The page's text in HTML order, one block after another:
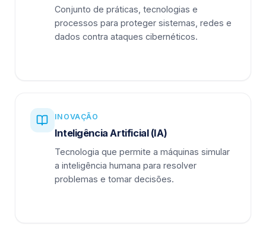
Conjunto de práticas, tecnologias e
processos para proteger sistemas, redes e
dados contra ataques cibernéticos.
INOVAÇÃO
Inteligência Artificial (IA)
Tecnologia que permite a máquinas simular
a inteligência humana para resolver
problemas e tomar decisões.